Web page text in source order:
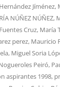
Jíménez,
NÚÑEZ NÚÑEZ,
Cruz, María
perez, Mauricio
, Miguel Soria
Peiró,
aspirantes 1998,